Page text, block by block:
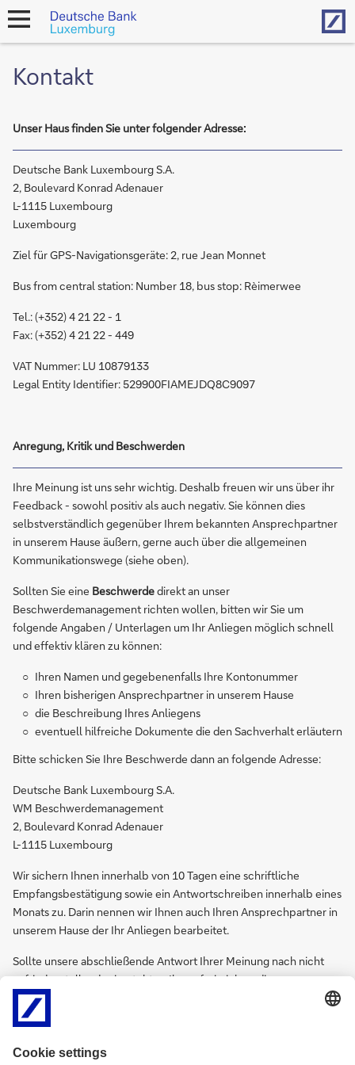
open
Kontakt
Unser Haus finden Sie unter folgender Adresse:
Deutsche Bank Luxembourg S.A.
2, Boulevard Konrad Adenauer
L-1115 Luxembourg
Luxembourg
Ziel für GPS-Navigationsgeräte: 2, rue Jean Monnet
Bus from central station: Number 18, bus stop: Rèimerwee
Tel.: (+352) 4 21 22 - 1
Fax: (+352) 4 21 22 - 449
VAT Nummer: LU 10879133
Legal Entity Identifier: 529900FIAMEJDQ8C9097
Anregung, Kritik und Beschwerden
Ihre Meinung ist uns sehr wichtig. Deshalb freuen wir uns über ihr
Feedback - sowohl positiv als auch negativ. Sie können dies
selbstverständlich gegenüber Ihrem bekannten Ansprechpartner
in unserem Hause äußern, gerne auch über die allgemeinen
Kommunikationswege (siehe oben).
Sollten Sie eine Beschwerdedirekt an unser
Beschwerdemanagement richten wollen, bitten wir Sie um
folgende Angaben / Unterlagen um Ihr Anliegen möglich schnell
und effektiv klären zu können:
Ihren Namen und gegebenenfalls Ihre Kontonummer
Ihren bisherigen Ansprechpartner in unserem Hause
die Beschreibung Ihres Anliegens
eventuell hilfreiche Dokumente die den Sachverhalt erläutern
Bitte schicken Sie Ihre Beschwerde dann an folgende Adresse:
Deutsche Bank Luxembourg S.A.
WM Beschwerdemanagement
2, Boulevard Konrad Adenauer
L-1115 Luxembourg
Wir sichern Ihnen innerhalb von 10 Tagen eine schriftliche
Empfangsbestätigung sowie ein Antwortschreiben innerhalb eines
Monats zu. Darin nennen wir Ihnen auch Ihren Ansprechpartner in
unserem Hause der Ihr Anliegen bearbeitet.
Sollte unsere abschließende Antwort Ihrer Meinung nach nicht
zufriedenstellend sein, steht es Ihnen frei, sich an die
luxemburgische Finanzdienstleistungsaufsicht "Commission du
Surveillance du Secteur Financier (CSSF)" zu wenden. Die CSSF
Bitte beachten Sie, dass Sie innerhalb eines Jahres ab Einreichung